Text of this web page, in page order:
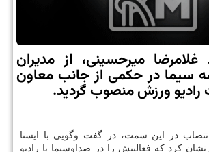
غلامرضا میرحسینی، از مدیران
سیما در حكمی از جانب معاون
رادیو ورزش منصوب گردید.
در این سمت، در گفت وگویی با ایسنا
كرد كه فعالیتش را در صداوسیما با رادیو